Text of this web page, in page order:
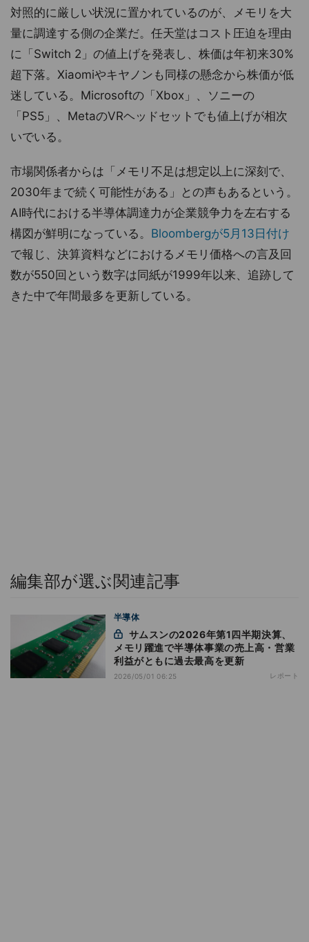
対照的に厳しい状況に置かれているのが、メモリを大
量に調達する側の企業だ。任天堂はコスト圧迫を理由
に「Switch 2」の値上げを発表し、株価は年初来30%
超下落。Xiaomiやキヤノンも同様の懸念から株価が低
迷している。Microsoftの「Xbox」、ソニーの
「PS5」、MetaのVRヘッドセットでも値上げが相次
いでいる。
市場関係者からは「メモリ不足は想定以上に深刻で、
2030年まで続く可能性がある」との声もあるという。
AI時代における半導体調達力が企業競争力を左右する
構図が鮮明になっている。 Bloombergが5月13日付け
で報じ、決算資料などにおけるメモリ価格への言及回
数が550回という数字は同紙が1999年以来、追跡して
きた中で年間最多を更新している。
編集部が選ぶ関連記事
半導体
メモリ躍進で半導体事業の売上高・営業
利益がともに過去最高を更新
2026/05/01 06:25 レポート